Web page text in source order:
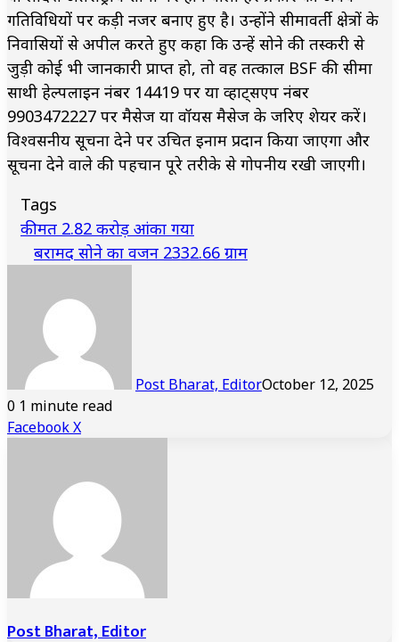
गतिविधियों पर कड़ी नजर बनाए हुए है। उन्होंने सीमावर्ती क्षेत्रों के
निवासियों से अपील करते हुए कहा कि उन्हें सोने की तस्करी से
जुड़ी कोई भी जानकारी प्राप्त हो, तो वह तत्काल BSF की सीमा
साथी हेल्पलाइन नंबर 14419 पर या व्हाट्सएप नंबर
9903472227 पर मैसेज या वॉयस मैसेज के जरिए शेयर करें।
विश्वसनीय सूचना देने पर उचित इनाम प्रदान किया जाएगा और
सूचना देने वाले की पहचान पूरे तरीके से गोपनीय रखी जाएगी।
Tags
कीमत 2.82 करोड़ आंका गया
बरामद सोने का वजन 2332.66 ग्राम
Post Bharat, EditorOctober 12, 2025
0 1 minute read
FacebookXLinkedIn
Tumblr
Pinterest
Reddit
VKontakte
Share
Print
Post Bharat, Editor